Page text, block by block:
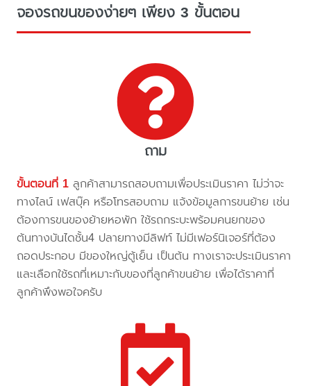
จองรถขนของง่ายๆ เพียง 3 ขั้นตอน
ถาม
ขั้นตอนที่ 1 ลูกค้าสามารถสอบถามเพื่อประเมินราคา ไม่ว่าจะ
ทางไลน์ เฟสบุ๊ค หรือโทรสอบถาม แจ้งข้อมูลการขนย้าย เช่น
ต้องการขนของย้ายหอพัก ใช้รถกระบะพร้อมคนยกของ
ต้นทางบันไดชั้น4 ปลายทางมีลิฟท์ ไม่มีเฟอร์นิเจอร์ที่ต้อง
ถอดประกอบ มีของใหญ่ตู้เย็น เป็นต้น ทางเราจะประเมินราคา
และเลือกใช้รถที่เหมาะกับของที่ลูกค้าขนย้าย เพื่อได้ราคาที่
ลูกค้าพึงพอใจครับ